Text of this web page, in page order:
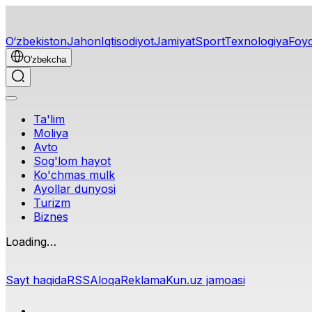
O‘zbekistonJahonIqtisodiyotJamiyatSportTexnologiya
O'zbekcha
Ta'lim
Moliya
Avto
Sog'lom hayot
Ko'chmas mulk
Ayollar dunyosi
Turizm
Biznes
Loading…
Sayt haqidaRSSAloqaReklamaKun.uz jamoasi